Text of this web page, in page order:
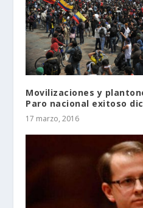
Movilizaciones y
Paro nacional exitoso
17 marzo, 2016